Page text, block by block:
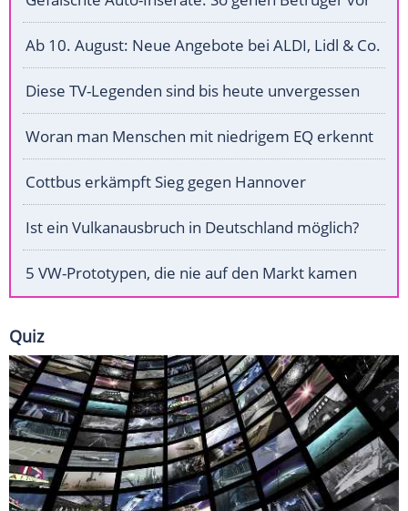
Ab 10. August: Neue Angebote bei ALDI, Lidl & Co.
Diese TV-Legenden sind bis heute unvergessen
Woran man Menschen mit niedrigem EQ erkennt
Cottbus erkämpft Sieg gegen Hannover
Ist ein Vulkanausbruch in Deutschland möglich?
5 VW-Prototypen, die nie auf den Markt kamen
Quiz